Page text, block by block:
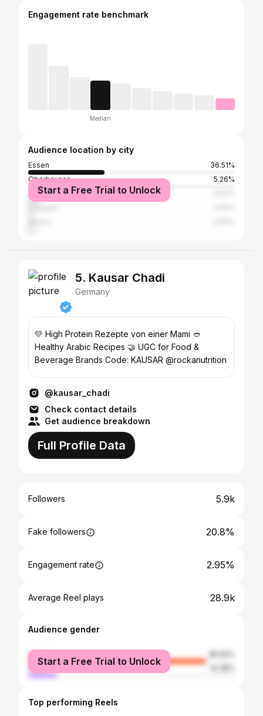
Engagement rate benchmark
Median
Audience location by city
Essen
36.51%
Oberhausen
5.26%
Düsseldorf
Start a Free Trial to Unlock
5. Kausar Chadi
Germany
💛 High Protein Rezepte von einer Mami 🥙
Healthy Arabic Recipes 🤝 UGC for Food &
Beverage Brands Code: KAUSAR @rockanutrition
@kausar_chadi
Check contact details
Get audience breakdown
Full Profile Data
Followers 5.9k
Fake followers 20.8%
Engagement rate 2.95%
Average Reel plays 28.9k
Audience gender
female
male
Start a Free Trial to Unlock
Top performing Reels